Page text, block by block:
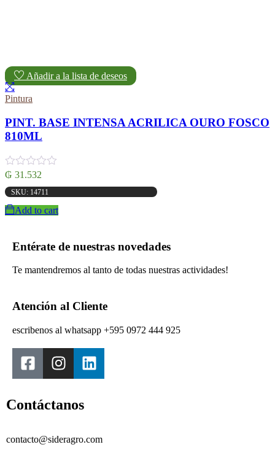
Añadir a la lista de deseos
Pintura
PINT. BASE INTENSA ACRILICA OURO FOSCO
810ML
₲ 31.532
SKU: 14711
Add to cart
Entérate de nuestras novedades
Te mantendremos al tanto de todas nuestras actividades!
Atención al Cliente
escribenos al whatsapp +595 0972 444 925
Contáctanos
contacto@sideragro.com